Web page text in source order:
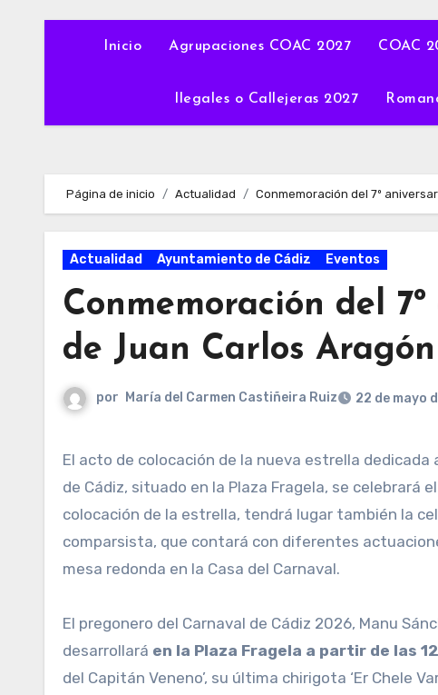
Inicio Agrupaciones COAC 2027 COAC
Ilegales o Callejeras 2027
Página de inicio Actualidad Conmemoración del 7º
Actualidad Ayuntamiento de Cádiz Eventos
Conmemoración del
de Juan Carlos Aragón
por María del Carmen Castiñeira Ruiz 22 de mayo
El acto de colocación de la nueva estrella dedicada a Juan Carlos Aragón en el Paseo de la Fama del Carnaval
de Cádiz, situado en la Plaza Fragela, se celebrará
colocación de la estrella, tendrá lugar también la
comparsista, que contará con diferentes
mesa redonda en la Casa del Carnaval.
El pregonero del Carnaval de Cádiz 2026, Manu
desarrollará en la Plaza Fragela a partir de las
del Capitán Veneno’, su última chirigota ‘Er Chele